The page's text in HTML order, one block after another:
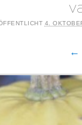
4.
←